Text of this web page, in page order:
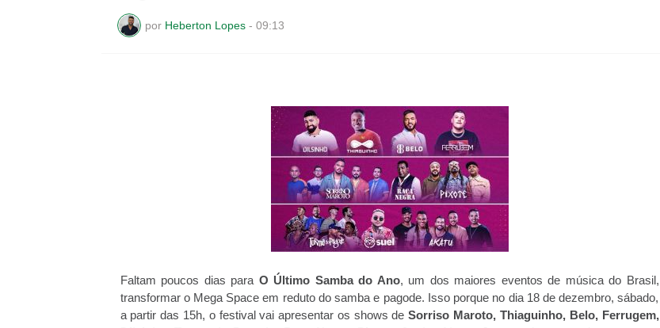
por Heberton Lopes - 09:13
Faltam poucos dias para O Último Samba do Ano, um dos maiores eventos de música do Brasil,
transformar o Mega Space em reduto do samba e pagode. Isso porque no dia 18 de dezembro, sábado,
a partir das 15h, o festival vai apresentar os shows deSorriso Maroto, Thiaguinho, Belo, Ferrugem,